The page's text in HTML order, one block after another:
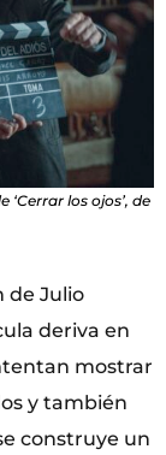
los ojos’, de
de Julio
deriva en
mostrar
y también
construye un